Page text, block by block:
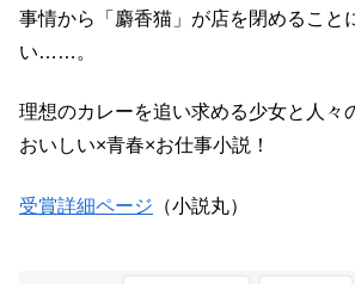
事情から「麝香猫」が店を閉めること
い……。
理想のカレーを追い求める少女と人々
おいしい×青春×お仕事小説！
受賞詳細ページ （小説丸）